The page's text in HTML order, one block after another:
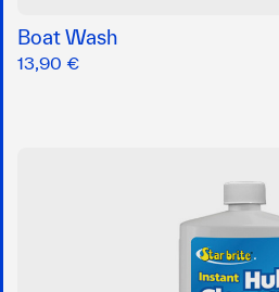
Boat Wash
13,90 €